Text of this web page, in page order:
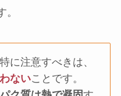
に注意すべきは、
ないことです。